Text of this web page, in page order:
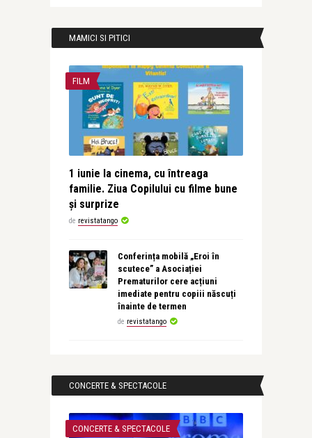
MAMICI SI PITICI
FILM
1 iunie la cinema, cu întreaga
familie. Ziua Copilului cu filme bune
și surprize
de revistatango
Conferința mobilă „Eroi în
scutece” a Asociației
Prematurilor cere acțiuni
imediate pentru copiii născuți
înainte de termen
de revistatango
CONCERTE & SPECTACOLE
CONCERTE & SPECTACOLE